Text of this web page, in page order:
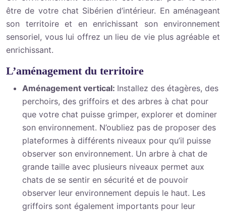
être de votre chat Sibérien d’intérieur. En aménageant
son territoire et en enrichissant son environnement
sensoriel, vous lui offrez un lieu de vie plus agréable et
enrichissant.
L’aménagement du territoire
Aménagement vertical: Installez des étagères, des
perchoirs, des griffoirs et des arbres à chat pour
que votre chat puisse grimper, explorer et dominer
son environnement. N’oubliez pas de proposer des
plateformes à différents niveaux pour qu’il puisse
observer son environnement. Un arbre à chat de
grande taille avec plusieurs niveaux permet aux
chats de se sentir en sécurité et de pouvoir
observer leur environnement depuis le haut. Les
griffoirs sont également importants pour leur